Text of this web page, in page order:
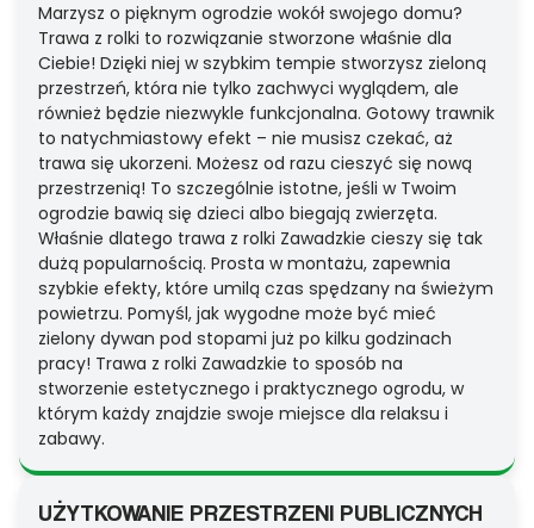
Marzysz o pięknym ogrodzie wokół swojego domu?
Trawa z rolki to rozwiązanie stworzone właśnie dla
Ciebie! Dzięki niej w szybkim tempie stworzysz zieloną
przestrzeń, która nie tylko zachwyci wyglądem, ale
również będzie niezwykle funkcjonalna. Gotowy trawnik
to natychmiastowy efekt – nie musisz czekać, aż
trawa się ukorzeni. Możesz od razu cieszyć się nową
przestrzenią! To szczególnie istotne, jeśli w Twoim
ogrodzie bawią się dzieci albo biegają zwierzęta.
Właśnie dlatego trawa z rolki Zawadzkie cieszy się tak
dużą popularnością. Prosta w montażu, zapewnia
szybkie efekty, które umilą czas spędzany na świeżym
powietrzu. Pomyśl, jak wygodne może być mieć
zielony dywan pod stopami już po kilku godzinach
pracy! Trawa z rolki Zawadzkie to sposób na
stworzenie estetycznego i praktycznego ogrodu, w
którym każdy znajdzie swoje miejsce dla relaksu i
zabawy.
UŻYTKOWANIE PRZESTRZENI PUBLICZNYCH